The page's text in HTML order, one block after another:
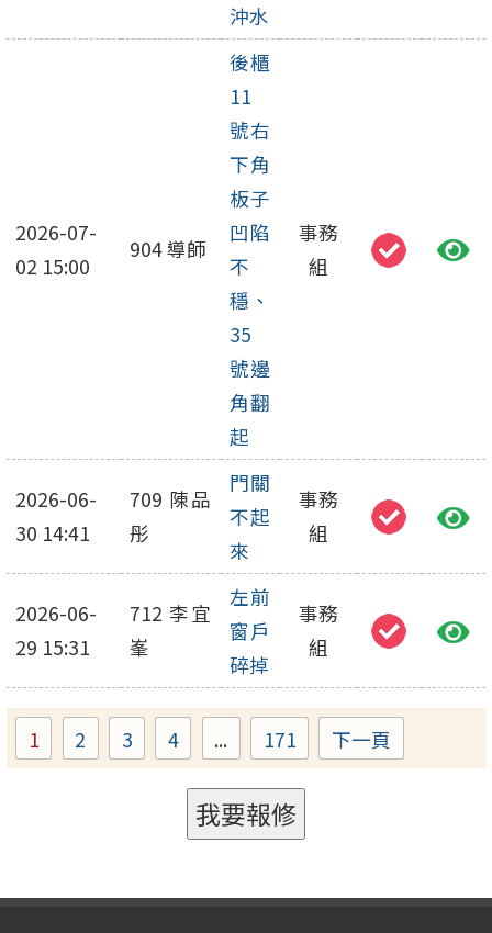
沖水
2026-07-
02 15:00
904 導師
後櫃
11
號右
下角
板子
凹陷
不
穩、
35
號邊
角翻
起
事務
組
2026-06-
30 14:41
709 陳品
彤
門關
不起
來
事務
組
2026-06-
29 15:31
712 李宜
峯
左前
窗戶
碎掉
事務
組
Page
1 Page
2 Page
3 Page
4 ... Page
171 下一頁
我要報修